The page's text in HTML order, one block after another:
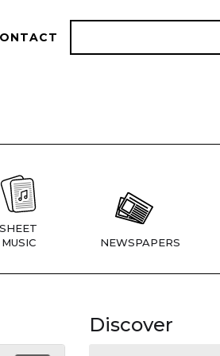
SHEET
MUSIC
NEWSPAPERS
Discover